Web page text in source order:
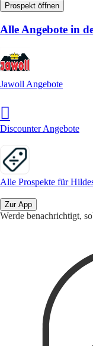
Prospekt öffnen
Alle Angebote in
Jawoll Angebote
Discounter Angebote
Alle Prospekte für
Zur App
Werde benachrichtigt,